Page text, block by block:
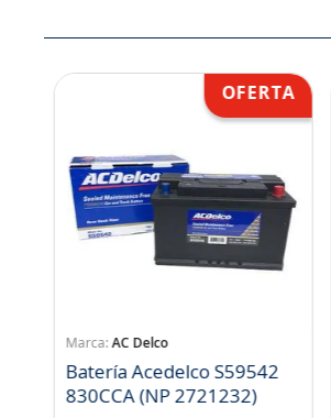
AC Delco
Batería Acedelco S59542
830CCA (NP 2721232)